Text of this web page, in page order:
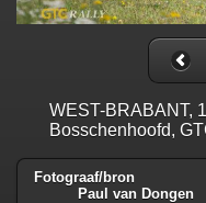
WEST-BRABANT,
Bosschenhoofd,
Fotograaf/bron
Paul van Dongen